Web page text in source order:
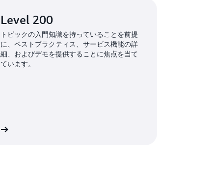
Level 200
トピックの入門知識を持っていることを前提
に、ベストプラクティス、サービス機能の詳
細、およびデモを提供することに焦点を当て
ています。